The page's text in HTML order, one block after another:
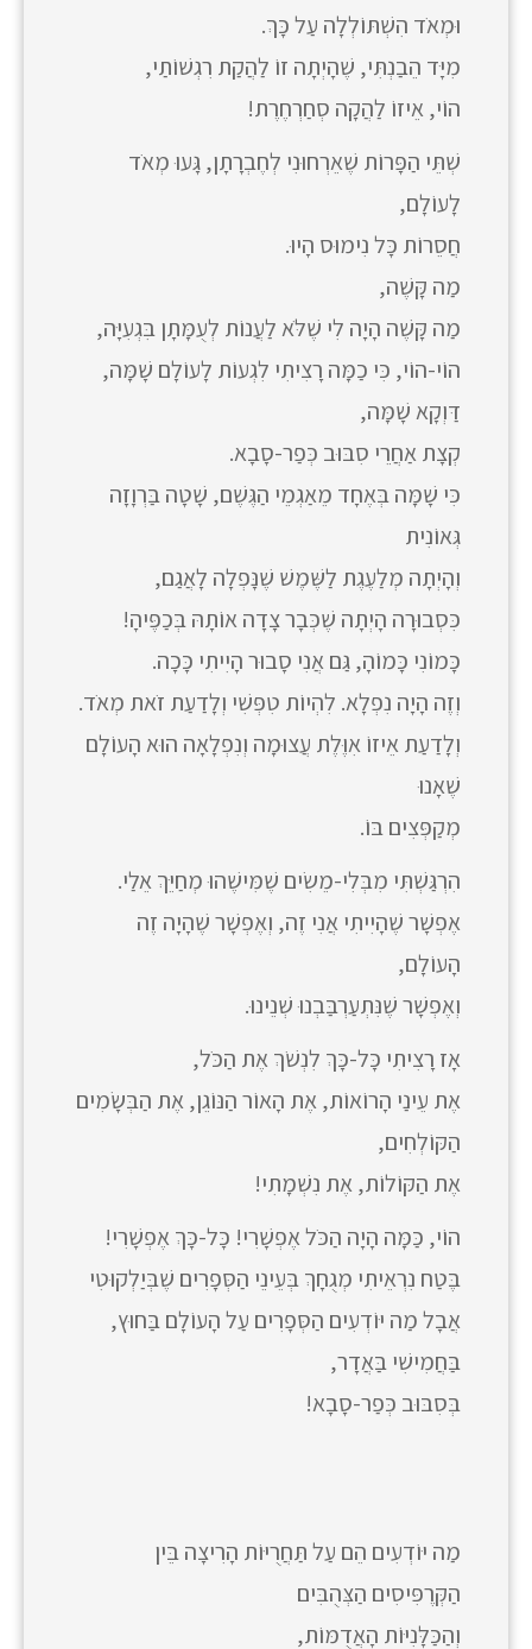
וּמְאֹד הִשְׁתּוֹלְלָה עַל כָּךְ.
מִיָּד הֵבַנְתִּי, שֶׁהָיְתָה זוֹ לַהֲקַת רִגְשׁוֹתַי,
הוֹי, אֵיזוֹ לַהֲקָה סְחַרְחֶרֶת!
שְׁתֵּי הַפָּרוֹת שֶׁאֵרְחוּנִי לְחֶבְרָתָן, גָּעוּ מְאֹד
לָעוֹלָם,
חֲסֵרוֹת כָּל נִימוּס הָיוּ.
מַה קָּשֶׁה,
מַה קָּשֶׁה הָיָה לִי שֶׁלֹּא לַעֲנוֹת לְעֻמָּתָן בִּגְעִיָּה,
הוֹי-הוֹי, כִּי כַמָּה רָצִיתִי לִגְעוֹת לָעוֹלָם שָׁמָּה,
דַּוְקָא שָׁמָּה,
קְצָת אַחֲרֵי סִבּוּב כְּפַר-סָבָא.
כִּי שָׁמָּה בְּאֶחָד מֵאַגְמֵי הַגֶּשֶׁם, שָׁטָה בַּרְוָזָה
גְּאוֹנִית
וְהָיְתָה מְלַעֶגֶת לַשֶּׁמֶשׁ שֶׁנָּפְלָה לָאֲגַם,
כִּסְבוּרָה הָיְתָה שֶׁכְּבָר צָדָה אוֹתָהּ בְּכַפֶּיהָ!
כָּמוֹנִי כָּמוֹהָ, גַּם אֲנִי סָבוּר הָיִיתִי כָּכָה.
וְזֶה הָיָה נִפְלָא. לִהְיוֹת טִפְּשִׁי וְלָדַעַת זֹאת מְאֹד.
וְלָדַעַת אֵיזוֹ אִוֶּלֶת עֲצוּמָה וְנִפְלָאָה הוּא הָעוֹלָם
שֶׁאָנוּ
מְקַפְּצִים בּוֹ.
הִרְגַּשְׁתִּי מִבְּלִי-מֵשִׂים שֶׁמִּישֶׁהוּ מְחַיֵּךְ אֵלַי.
אֶפְשָׁר שֶׁהָיִיתִי אֲנִי זֶה, וְאֶפְשָׁר שֶׁהָיָה זֶה
הָעוֹלָם,
וְאֶפְשָׁר שֶׁנִּתְעַרְבַּבְנוּ שְׁנֵינוּ.
אָז רָצִיתִי כָּל-כָּךְ לִנְשֹׁךְ אֶת הַכֹּל,
אֶת עֵינַי הָרוֹאוֹת, אֶת הָאוֹר הַנּוֹגֵן, אֶת הַבְּשָׂמִים
הַקּוֹלְחִים,
אֶת הַקּוֹלוֹת, אֶת נִשְׁמָתִי!
הוֹי, כַּמָּה הָיָה הַכֹּל אֶפְשָׁרִי! כָּל-כָּךְ אֶפְשָׁרִי!
בֶּטַח נִרְאֵיתִי מְגֻחָךְ בְּעֵינֵי הַסְּפָרִים שֶׁבְּיַלְקוּטִי
אֲבָל מַה יּוֹדְעִים הַסְּפָרִים עַל הָעוֹלָם בַּחוּץ,
בַּחֲמִישִׁי בַּאֲדָר,
בְּסִבּוּב כְּפַר-סָבָא!
מַה יּוֹדְעִים הֵם עַל תַּחֲרֻיּוֹת הָרִיצָה בֵּין
הַקְּרֶפִּיסִים הַצְּהֻבִּים
וְהַכַּלָּנִיּוֹת הָאֲדֻמּוֹת,